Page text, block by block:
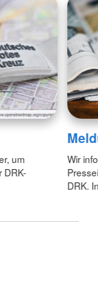
um
DRK-
Wir
DRK.